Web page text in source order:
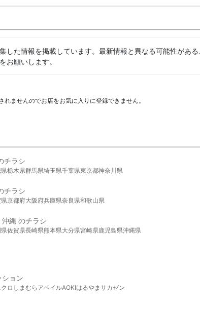
た情報を掲載しています。最新情報と異なる可能性があ
お願いします。
ませんのでお店をお気に入りに登録できません。
チラシ
栃木県群馬県埼玉県千葉県東京都神奈川県
チラシ
京都府大阪府兵庫県奈良県和歌山県
沖縄 のチラシ
佐賀県長崎県熊本県大分県宮崎県鹿児島県沖縄県
ション
ロ しまむら アベイルAOKIはるやま サカゼン